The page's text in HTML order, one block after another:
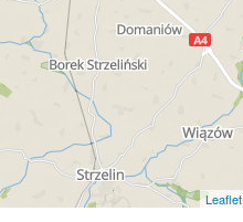
Leaflet